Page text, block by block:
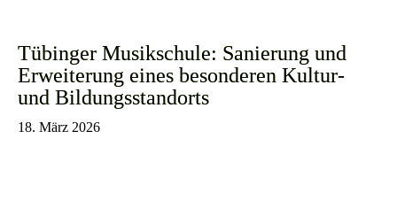
Tübinger Musikschule: Sanierung und
Erweiterung eines besonderen Kultur-
und Bildungsstandorts
18. März 2026